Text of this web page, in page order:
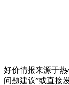
好价情报来源于
问题建议”或直接